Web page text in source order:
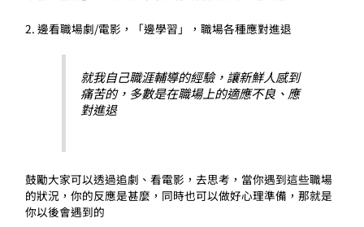
2. 邊看職場劇/電影，「邊學習」，職場各種應對進退
就我自己職涯輔導的經驗，讓新鮮人感到
痛苦的，多數是在職場上的適應不良、應
對進退
鼓勵大家可以透過追劇、看電影，去思考，當你遇到這些職場
的狀況，你的反應是甚麼，同時也可以做好心理準備，那就是
你以後會遇到的